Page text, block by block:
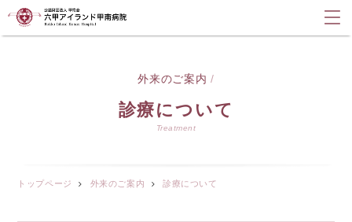
外来のご案内 /
診療について
Treatment
トップページ 外来のご案内 診療について